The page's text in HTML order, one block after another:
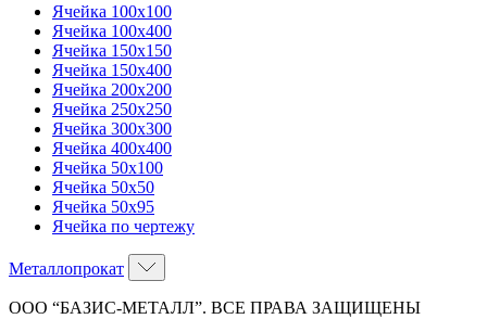
Ячейка 100х100
Ячейка 100х400
Ячейка 150х150
Ячейка 150х400
Ячейка 200х200
Ячейка 250х250
Ячейка 300х300
Ячейка 400х400
Ячейка 50х100
Ячейка 50х50
Ячейка 50х95
Ячейка по чертежу
Металлопрокат
ООО “БАЗИС-МЕТАЛЛ”. ВСЕ ПРАВА ЗАЩИЩЕНЫ